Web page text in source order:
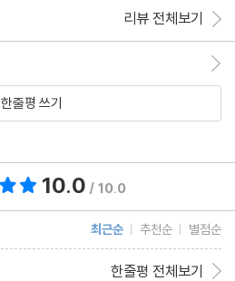
리뷰 전체보기
한줄평 쓰기
10.0 / 10.0
최근순 추천순 별점순
한줄평 전체보기